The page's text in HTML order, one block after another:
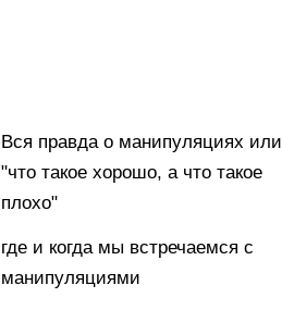
Вся правда о манипуляциях или
"что такое хорошо, а что такое
плохо"
где и когда мы встречаемся с
манипуляциями